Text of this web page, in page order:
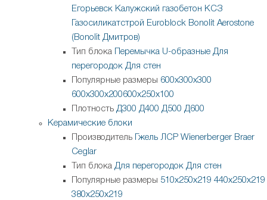
Егорьевск Калужский газобетон КСЗ
Газосиликатстрой Euroblock Bonolit Aerostone
(Bonolit Дмитров)
Тип блока
Перемычка U-образные Для
перегородок Для стен
Популярные размеры 600х300х300
600х300х200600х250х100
Плотность Д300 Д400 Д500 Д600
Керамические блоки
Производитель
Гжель ЛСР Wienerberger Braer
Ceglar
Тип блока Для перегородок Для стен
Популярные размеры 510х250х219 440х250х219
380х250х219